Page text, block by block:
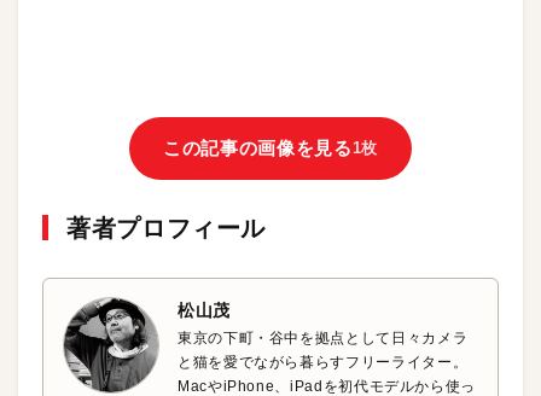
この記事の画像を見る 1枚
著者プロフィール
松山茂
東京の下町・谷中を拠点として日々カメラ
と猫を愛でながら暮らすフリーライター。
MacやiPhone、iPadを初代モデルから使っ